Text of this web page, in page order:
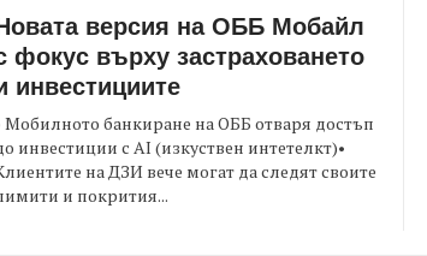
версия на ОББ Мобайл
фокус върху застраховането
инвестициите
Мобилното банкиране на ОББ отваря достъп
инвестиции с AI (изкуствен интетелкт)•
на ДЗИ вече могат да следят своите
и покрития...